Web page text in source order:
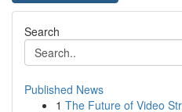
Search
Published News
1 The Future of Video